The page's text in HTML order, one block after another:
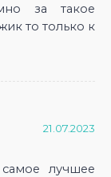
за такое
то только к
21.07.2023
лучшее